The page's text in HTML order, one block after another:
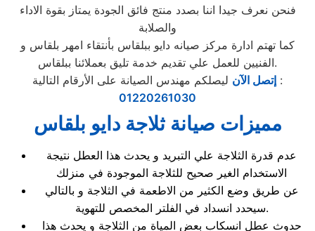
فنحن نعرف جيدا اننا بصدد منتج فائق الجودة يمتاز بقوة الاداء
والصلابة
كما تهتم ادارة مركز صيانه دايو ببلقاس بأنتقاء امهر بلقاس و
الفنيين للعمل علي تقديم خدمة تليق بعملائنا ببلقاس.
إتصل الآن ليصلكم مهندس الصيانة على الأرقام التالية :
01220261030
مميزات صيانة ثلاجة دايو بلقاس
عدم قدرة الثلاجة علي التبريد و يحدث هذا العطل نتيجة
الاستخدام الغير صحيح للثلاجة الموجودة في منزلك
عن طريق وضع الكثير من الاطعمة في الثلاجة و بالتالي
سيحدد انسداد في الفلتر المخصص للتهوية.
حدوث عطل انسكاب بعض المياة من الثلاجة و يحدث هذا